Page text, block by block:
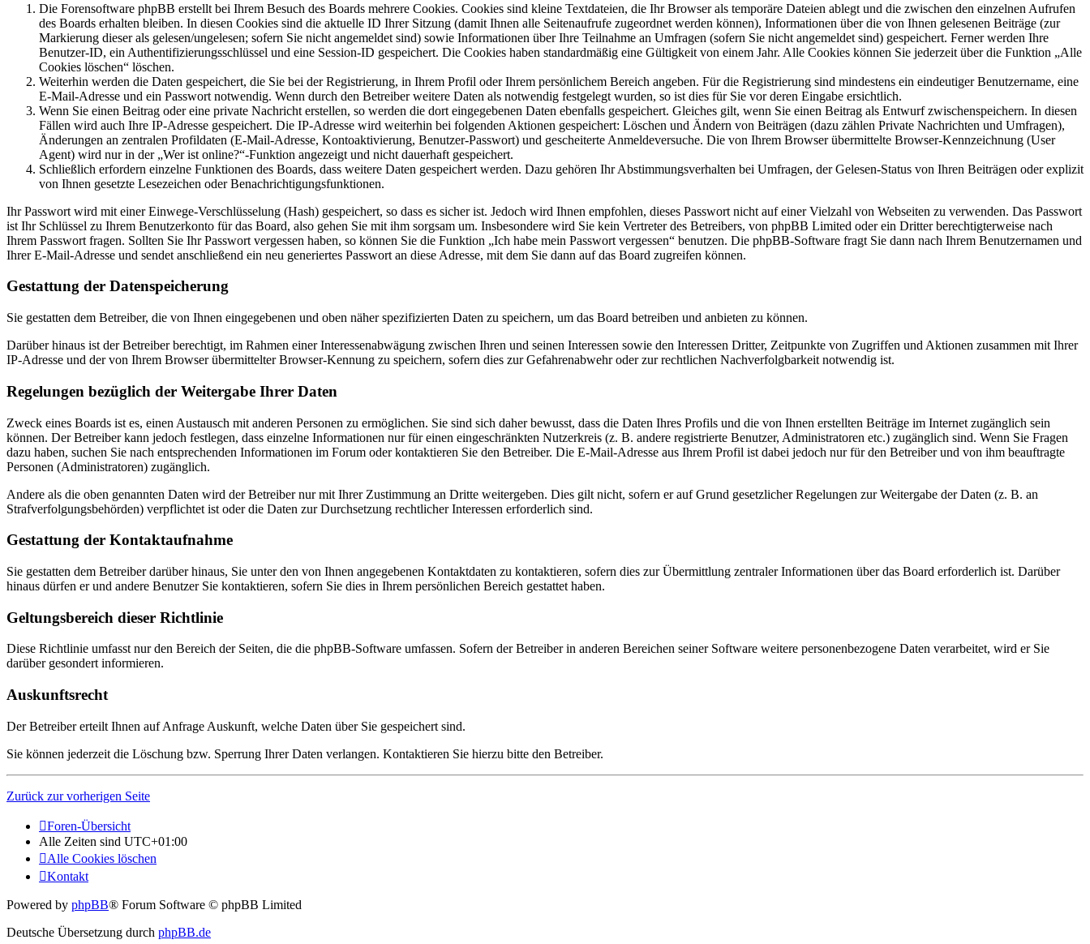
Die Forensoftware phpBB erstellt bei Ihrem Besuch des Boards mehrere Cookies. Cookies sind kleine Textdateien, die Ihr Browser als temporäre Dateien ablegt und die zwischen den einzelnen Aufrufen
des Boards erhalten bleiben. In diesen Cookies sind die aktuelle ID Ihrer Sitzung (damit Ihnen alle Seitenaufrufe zugeordnet werden können), Informationen über die von Ihnen gelesenen Beiträge (zur
Markierung dieser als gelesen/ungelesen; sofern Sie nicht angemeldet sind) sowie Informationen über Ihre Teilnahme an Umfragen (sofern Sie nicht angemeldet sind) gespeichert. Ferner werden Ihre
Benutzer-ID, ein Authentifizierungsschlüssel und eine Session-ID gespeichert. Die Cookies haben standardmäßig eine Gültigkeit von einem Jahr. Alle Cookies können Sie jederzeit über die Funktion „Alle
Cookies löschen“ löschen.
Weiterhin werden die Daten gespeichert, die Sie bei der Registrierung, in Ihrem Profil oder Ihrem persönlichem Bereich angeben. Für die Registrierung sind mindestens ein eindeutiger Benutzername, eine
E-Mail-Adresse und ein Passwort notwendig. Wenn durch den Betreiber weitere Daten als notwendig festgelegt wurden, so ist dies für Sie vor deren Eingabe ersichtlich.
Wenn Sie einen Beitrag oder eine private Nachricht erstellen, so werden die dort eingegebenen Daten ebenfalls gespeichert. Gleiches gilt, wenn Sie einen Beitrag als Entwurf zwischenspeichern. In diesen
Fällen wird auch Ihre IP-Adresse gespeichert. Die IP-Adresse wird weiterhin bei folgenden Aktionen gespeichert: Löschen und Ändern von Beiträgen (dazu zählen Private Nachrichten und Umfragen),
Änderungen an zentralen Profildaten (E-Mail-Adresse, Kontoaktivierung, Benutzer-Passwort) und gescheiterte Anmeldeversuche. Die von Ihrem Browser übermittelte Browser-Kennzeichnung (User
Agent) wird nur in der „Wer ist online?“-Funktion angezeigt und nicht dauerhaft gespeichert.
Schließlich erfordern einzelne Funktionen des Boards, dass weitere Daten gespeichert werden. Dazu gehören Ihr Abstimmungsverhalten bei Umfragen, der Gelesen-Status von Ihren Beiträgen oder explizit
von Ihnen gesetzte Lesezeichen oder Benachrichtigungsfunktionen.
Ihr Passwort wird mit einer Einwege-Verschlüsselung (Hash) gespeichert, so dass es sicher ist. Jedoch wird Ihnen empfohlen, dieses Passwort nicht auf einer Vielzahl von Webseiten zu verwenden. Das Passwort
ist Ihr Schlüssel zu Ihrem Benutzerkonto für das Board, also gehen Sie mit ihm sorgsam um. Insbesondere wird Sie kein Vertreter des Betreibers, von phpBB Limited oder ein Dritter berechtigterweise nach
Ihrem Passwort fragen. Sollten Sie Ihr Passwort vergessen haben, so können Sie die Funktion „Ich habe mein Passwort vergessen“ benutzen. Die phpBB-Software fragt Sie dann nach Ihrem Benutzernamen und
Ihrer E-Mail-Adresse und sendet anschließend ein neu generiertes Passwort an diese Adresse, mit dem Sie dann auf das Board zugreifen können.
Gestattung der Datenspeicherung
Sie gestatten dem Betreiber, die von Ihnen eingegebenen und oben näher spezifizierten Daten zu speichern, um das Board betreiben und anbieten zu können.
Darüber hinaus ist der Betreiber berechtigt, im Rahmen einer Interessenabwägung zwischen Ihren und seinen Interessen sowie den Interessen Dritter, Zeitpunkte von Zugriffen und Aktionen zusammen mit Ihrer
IP-Adresse und der von Ihrem Browser übermittelter Browser-Kennung zu speichern, sofern dies zur Gefahrenabwehr oder zur rechtlichen Nachverfolgbarkeit notwendig ist.
Regelungen bezüglich der Weitergabe Ihrer Daten
Zweck eines Boards ist es, einen Austausch mit anderen Personen zu ermöglichen. Sie sind sich daher bewusst, dass die Daten Ihres Profils und die von Ihnen erstellten Beiträge im Internet zugänglich sein
können. Der Betreiber kann jedoch festlegen, dass einzelne Informationen nur für einen eingeschränkten Nutzerkreis (z. B. andere registrierte Benutzer, Administratoren etc.) zugänglich sind. Wenn Sie Fragen
dazu haben, suchen Sie nach entsprechenden Informationen im Forum oder kontaktieren Sie den Betreiber. Die E-Mail-Adresse aus Ihrem Profil ist dabei jedoch nur für den Betreiber und von ihm beauftragte
Personen (Administratoren) zugänglich.
Andere als die oben genannten Daten wird der Betreiber nur mit Ihrer Zustimmung an Dritte weitergeben. Dies gilt nicht, sofern er auf Grund gesetzlicher Regelungen zur Weitergabe der Daten (z. B. an
Strafverfolgungsbehörden) verpflichtet ist oder die Daten zur Durchsetzung rechtlicher Interessen erforderlich sind.
Gestattung der Kontaktaufnahme
Sie gestatten dem Betreiber darüber hinaus, Sie unter den von Ihnen angegebenen Kontaktdaten zu kontaktieren, sofern dies zur Übermittlung zentraler Informationen über das Board erforderlich ist. Darüber
hinaus dürfen er und andere Benutzer Sie kontaktieren, sofern Sie dies in Ihrem persönlichen Bereich gestattet haben.
Geltungsbereich dieser Richtlinie
Diese Richtlinie umfasst nur den Bereich der Seiten, die die phpBB-Software umfassen. Sofern der Betreiber in anderen Bereichen seiner Software weitere personenbezogene Daten verarbeitet, wird er Sie
darüber gesondert informieren.
Auskunftsrecht
Der Betreiber erteilt Ihnen auf Anfrage Auskunft, welche Daten über Sie gespeichert sind.
Sie können jederzeit die Löschung bzw. Sperrung Ihrer Daten verlangen. Kontaktieren Sie hierzu bitte den Betreiber.
Zurück zur vorherigen Seite
Foren-Übersicht
Alle Zeiten sind UTC+01:00
Alle Cookies löschen
Kontakt
Powered by phpBB® Forum Software © phpBB Limited
Deutsche Übersetzung durch phpBB.de